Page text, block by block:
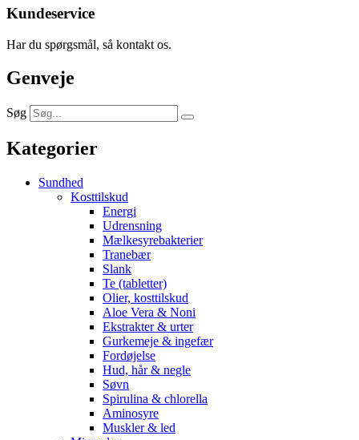
Kundeservice
Har du spørgsmål, så kontakt os.
Genveje
Søg
Kategorier
Sundhed
Kosttilskud
Energi
Udrensning
Mælkesyrebakterier
Tranebær
Slank
Te (tabletter)
Olier, kosttilskud
Aloe Vera & Noni
Ekstrakter & urter
Gurkemeje & ingefær
Fordøjelse
Hud, hår & negle
Søvn
Spirulina & chlorella
Aminosyre
Muskler & led